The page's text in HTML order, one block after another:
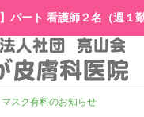
】パート 看護師２名（週１
マスク有料のお知らせ